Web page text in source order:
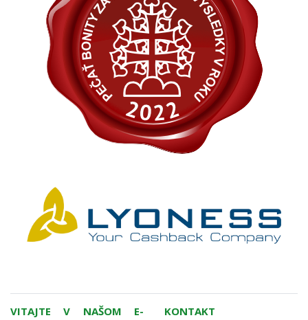
VITAJTE V NAŠOM E-
KONTAKT